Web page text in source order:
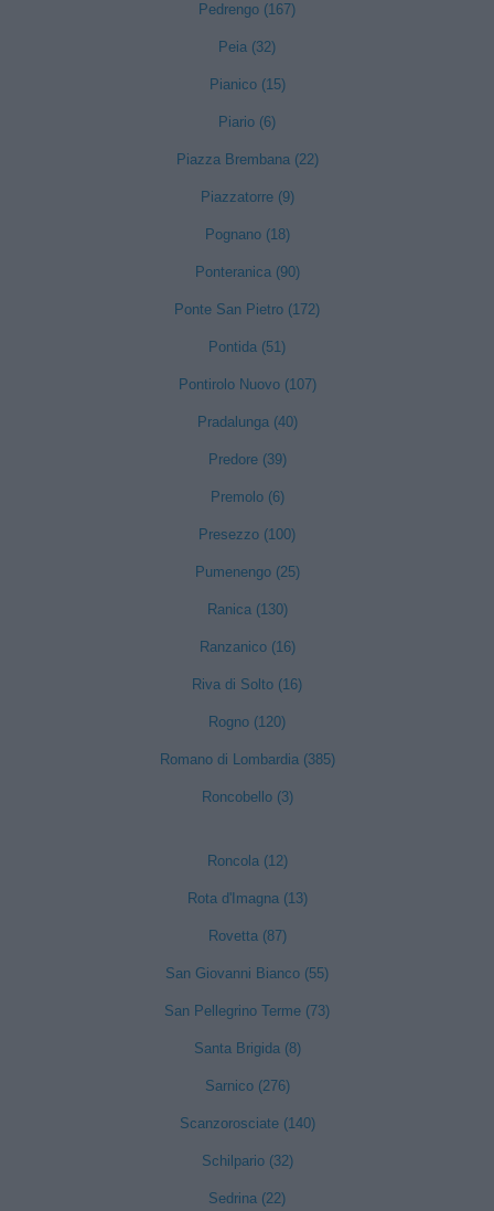
Pedrengo (167)
Peia (32)
Pianico (15)
Piario (6)
Piazza Brembana (22)
Piazzatorre (9)
Pognano (18)
Ponteranica (90)
Ponte San Pietro (172)
Pontida (51)
Pontirolo Nuovo (107)
Pradalunga (40)
Predore (39)
Premolo (6)
Presezzo (100)
Pumenengo (25)
Ranica (130)
Ranzanico (16)
Riva di Solto (16)
Rogno (120)
Romano di Lombardia (385)
Roncobello (3)
Roncola (12)
Rota d'Imagna (13)
Rovetta (87)
San Giovanni Bianco (55)
San Pellegrino Terme (73)
Santa Brigida (8)
Sarnico (276)
Scanzorosciate (140)
Schilpario (32)
Sedrina (22)